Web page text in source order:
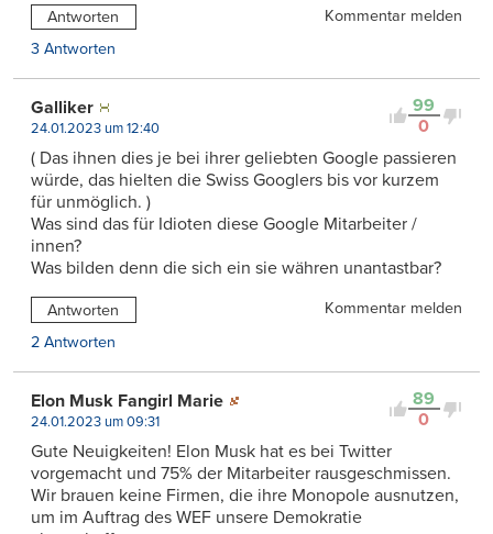
Antworten
Kommentar melden
3 Antworten
99
0
Galliker
24.01.2023 um 12:40
( Das ihnen dies je bei ihrer geliebten Google passieren
würde, das hielten die Swiss Googlers bis vor kurzem
für unmöglich. )
Was sind das für Idioten diese Google Mitarbeiter /
innen?
Was bilden denn die sich ein sie währen unantastbar?
Antworten
Kommentar melden
2 Antworten
89
0
Elon Musk Fangirl Marie
24.01.2023 um 09:31
Gute Neuigkeiten! Elon Musk hat es bei Twitter
vorgemacht und 75% der Mitarbeiter rausgeschmissen.
Wir brauen keine Firmen, die ihre Monopole ausnutzen,
um im Auftrag des WEF unsere Demokratie